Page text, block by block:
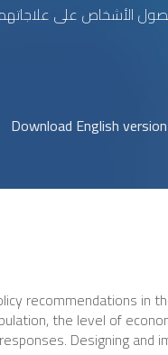
الأشخاص على
recommendations in
the level of
Designing